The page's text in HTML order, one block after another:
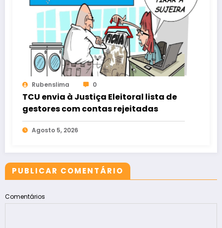
Rubenslima 0
TCU envia à Justiça Eleitoral lista de
gestores com contas rejeitadas
Agosto 5, 2026
PUBLICAR COMENTÁRIO
Comentários